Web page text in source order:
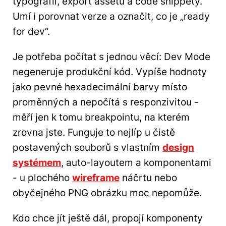
Umí i porovnat verze a označit, co je „ready
for dev“.
Je potřeba počítat s jednou věcí: Dev Mode
negeneruje produkční kód. Vypíše hodnoty
jako pevné hexadecimální barvy místo
proměnných a nepočítá s responzivitou -
měří jen k tomu breakpointu, na kterém
zrovna jste. Funguje to nejlíp u čistě
postavených souborů s vlastním design
systémem, auto-layoutem a komponentami
- u plochého wireframe náčrtu nebo
obyčejného PNG obrázku moc nepomůže.
Kdo chce jít ještě dál, propojí komponenty